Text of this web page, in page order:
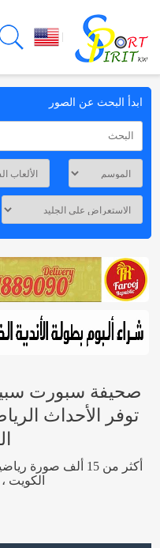
|
ابدأ البحث عن الصور
صحيفة سبورت
توفر الأحداث
أكثر من 15 ألف
الكويت